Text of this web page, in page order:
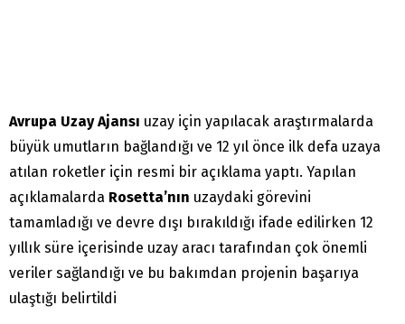
Avrupa Uzay Ajansı uzay için yapılacak araştırmalarda
büyük umutların bağlandığı ve 12 yıl önce ilk defa uzaya
atılan roketler için resmi bir açıklama yaptı. Yapılan
açıklamalarda Rosetta’nın uzaydaki görevini
tamamladığı ve devre dışı bırakıldığı ifade edilirken 12
yıllık süre içerisinde uzay aracı tarafından çok önemli
veriler sağlandığı ve bu bakımdan projenin başarıya
ulaştığı belirtildi